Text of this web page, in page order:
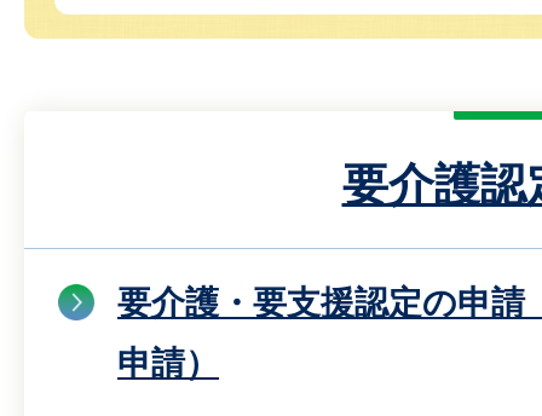
要介護認
要介護・要支援認定の申請
申請）